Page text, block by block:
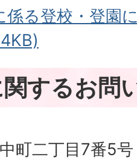
係る登校・登園
するお問
町二丁目7番5号